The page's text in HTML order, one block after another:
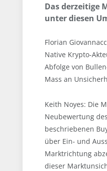
Das derzeitige
unter diesen
Florian
Native Krypto-
Abfolge von
Mass an
Keith Noyes: Die
Neubewertung
beschriebenen
über Ein- und
Marktrichtung
dieser